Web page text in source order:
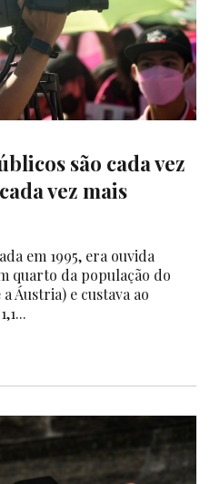
são cada vez
vez mais
em 1995, era ouvida
quarto da população do
Áustria) e custava ao